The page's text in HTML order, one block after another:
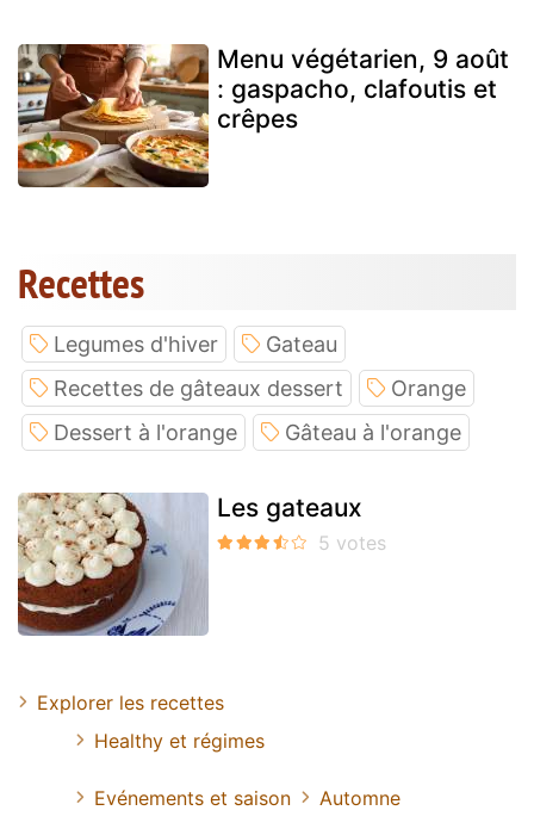
Menu végétarien, 9 août
: gaspacho, clafoutis et
crêpes
Recettes
Legumes d'hiver
Gateau
Recettes de gâteaux dessert
Orange
Dessert à l'orange
Gâteau à l'orange
Les gateaux
Explorer les recettes
Healthy et régimes
Evénements et saison Automne